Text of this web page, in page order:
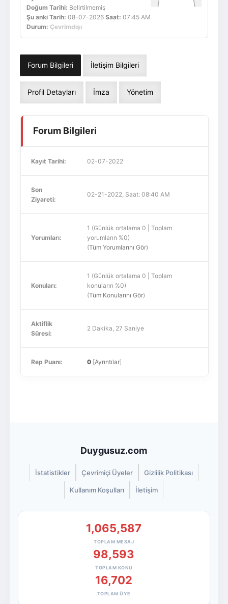
Doğum Tarihi: Belirtilmemiş
Şu anki Tarih: 08-07-2026 Saat: 07:45 AM
Durum: Çevrimdışı
Forum Bilgileri İletişim Bilgileri
Profil Detayları İmza Yönetim
Forum Bilgileri
Kayıt Tarihi: 02-07-2022
Son
Ziyareti:
02-21-2022, Saat: 08:40 AM
Yorumları:
1 (Günlük ortalama 0 | Toplam
yorumların %0)
(Tüm Yorumlarını Gör)
Konuları:
1 (Günlük ortalama 0 | Toplam
konuların %0)
(Tüm Konularını Gör)
Aktiflik
Süresi:
2 Dakika, 27 Saniye
Rep Puanı: 0[Ayrıntılar]
Duygusuz.com
İstatistikler Çevrimiçi Üyeler Gizlilik Politikası
Kullanım Koşulları İletişim
1,065,587
TOPLAM MESAJ
98,593
TOPLAM KONU
16,702
TOPLAM ÜYE